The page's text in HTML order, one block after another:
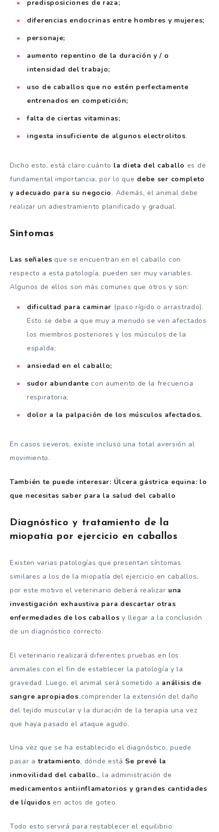
predisposiciones de raza;
diferencias endocrinas entre hombres y mujeres;
personaje;
aumento repentino de la duración y / o
intensidad del trabajo;
uso de caballos que no estén perfectamente
entrenados en competición;
falta de ciertas vitaminas;
ingesta insuficiente de algunos electrolitos.
Dicho esto, está claro cuánto la dieta del caballo es de
fundamental importancia, por lo que debe ser completo
y adecuado para su negocio. Además, el animal debe
realizar un adiestramiento planificado y gradual.
Síntomas
Las señales que se encuentran en el caballo con
respecto a esta patología, pueden ser muy variables.
Algunos de ellos son más comunes que otros y son:
dificultad para caminar (paso rígido o arrastrado).
Esto se debe a que muy a menudo se ven afectados
los miembros posteriores y los músculos de la
espalda;
ansiedad en el caballo;
sudor abundante con aumento de la frecuencia
respiratoria;
dolor a la palpación de los músculos afectados.
En casos severos, existe incluso una total aversión al
movimiento.
También te puede interesar: Úlcera gástrica equina: lo
que necesitas saber para la salud del caballo
Diagnóstico y tratamiento de la
miopatía por ejercicio en caballos
Existen varias patologías que presentan síntomas
similares a los de la miopatía del ejercicio en caballos,
por este motivo el veterinario deberá realizar una
investigación exhaustiva para descartar otras
enfermedades de los caballos y llegar a la conclusión
de un diagnóstico correcto.
El veterinario realizará diferentes pruebas en los
animales con el fin de establecer la patología y la
gravedad. Luego, el animal será sometido a análisis de
sangre apropiados comprender la extensión del daño
del tejido muscular y la duración de la terapia una vez
que haya pasado el ataque agudo.
Una vez que se ha establecido el diagnóstico, puede
pasar atratamiento, dónde está Se prevé la
inmovilidad del caballo., la administración de
medicamentos antiinflamatorios y grandes cantidades
de líquidos en actos de goteo.
Todo esto servirá para restablecer el equilibrio